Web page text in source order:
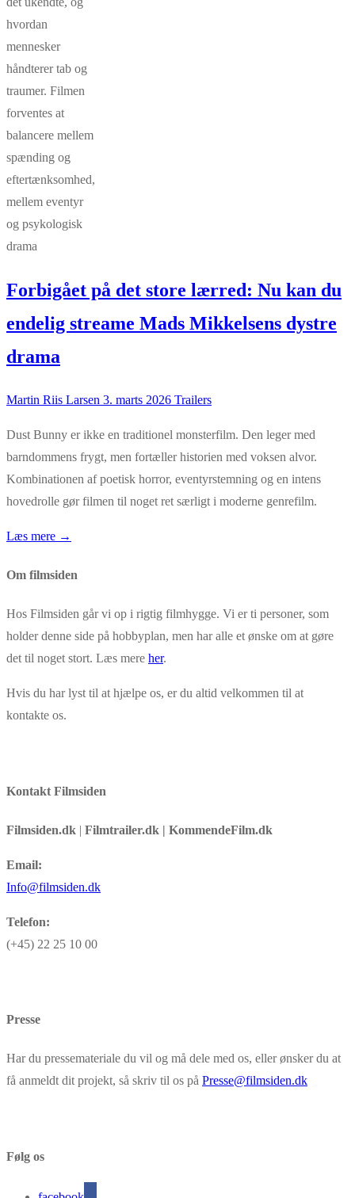
Forbigået på det store lærred: Nu kan du
endelig streame Mads Mikkelsens dystre
drama
Martin Riis Larsen 3. marts 2026 Trailers
Dust Bunny er ikke en traditionel monsterfilm. Den leger med
barndommens frygt, men fortæller historien med voksen alvor.
Kombinationen af poetisk horror, eventyrstemning og en intens
hovedrolle gør filmen til noget ret særligt i moderne genrefilm.
Læs mere →
Om filmsiden
Hos Filmsiden går vi op i rigtig filmhygge. Vi er ti personer, som
holder denne side på hobbyplan, men har alle et ønske om at gøre
det til noget stort. Læs mere her.
Hvis du har lyst til at hjælpe os, er du altid velkommen til at
kontakte os.
Kontakt Filmsiden
Filmsiden.dk | Filmtrailer.dk | KommendeFilm.dk
Email:
Info@filmsiden.dk
Telefon:
(+45) 22 25 10 00
Presse
Har du pressemateriale du vil og må dele med os, eller ønsker du at
få anmeldt dit projekt, så skriv til os på Presse@filmsiden.dk
Følg os